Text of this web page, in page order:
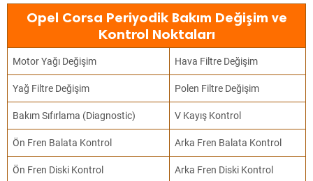
Opel Corsa Periyodik Bakım Değişim ve
Kontrol Noktaları
Motor Yağı Değişim Hava Filtre Değişim
Yağ Filtre Değişim Polen Filtre Değişim
Bakım Sıfırlama (Diagnostic) V Kayış Kontrol
Ön Fren Balata Kontrol Arka Fren Balata Kontrol
Ön Fren Diski Kontrol Arka Fren Diski Kontrol